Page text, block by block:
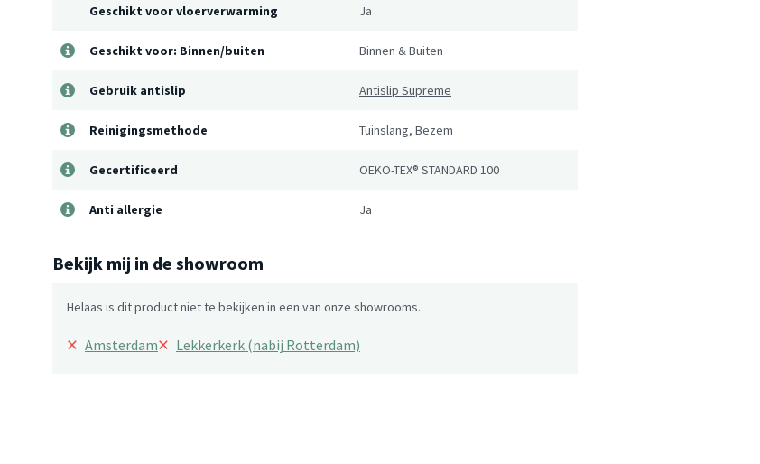
Geschikt voor vloerverwarming Ja
Geschikt voor: Binnen/buiten Binnen & Buiten
Gebruik antislip Antislip Supreme
Reinigingsmethode Tuinslang, Bezem
Gecertificeerd OEKO-TEX® STANDARD 100
Anti allergie Ja
Bekijk mij in de showroom
Helaas is dit product niet te bekijken in een van onze showrooms.
× Amsterdam× Lekkerkerk (nabij Rotterdam)